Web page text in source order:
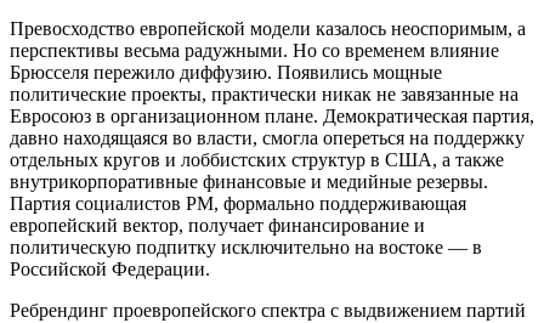
Превосходство европейской модели казалось неоспоримым, а
перспективы весьма радужными. Но со временем влияние
Брюсселя пережило диффузию. Появились мощные
политические проекты, практически никак не завязанные на
Евросоюз в организационном плане. Демократическая партия,
давно находящаяся во власти, смогла опереться на поддержку
отдельных кругов и лоббистских структур в США, а также
внутрикорпоративные финансовые и медийные резервы.
Партия социалистов РМ, формально поддерживающая
европейский вектор, получает финансирование и
политическую подпитку исключительно на востоке — в
Российской Федерации.
Ребрендинг проевропейского спектра с выдвижением партий